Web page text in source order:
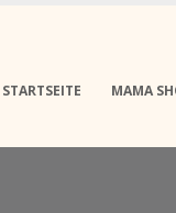
STARTSEITE MAMA